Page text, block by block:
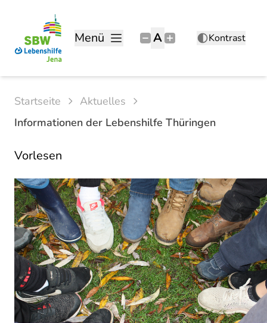
Menü A Kontrast
Startseite
Aktuelles
Informationen der Lebenshilfe Thüringen
Vorlesen